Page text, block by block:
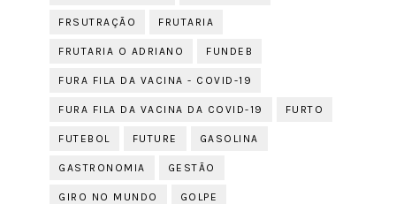
FRSUTRAÇÃO FRUTARIA
FRUTARIA O ADRIANO FUNDEB
FURA FILA DA VACINA - COVID-19
FURA FILA DA VACINA DA COVID-19 FURTO
FUTEBOL FUTURE GASOLINA
GASTRONOMIA GESTÃO
GIRO NO MUNDO GOLPE